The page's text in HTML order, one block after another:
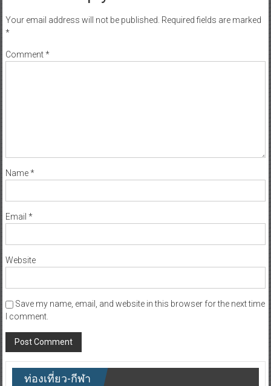
Your email address will not be published. Required fields are marked
*
Comment*
Name*
Email *
Website
Save my name, email, and website in this browser for the next time
I comment.
ท่องเที่ยว-กีฬา